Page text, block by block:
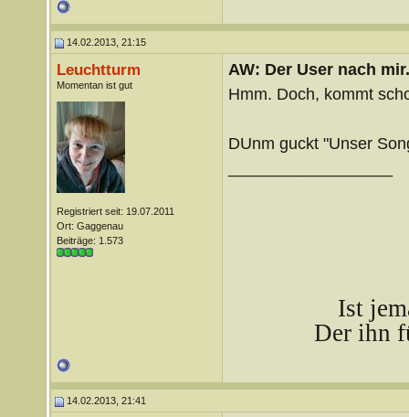
14.02.2013, 21:15
Leuchtturm
Momentan ist gut
Registriert seit: 19.07.2011
Ort: Gaggenau
Beiträge: 1.573
AW: Der User nach
Hmm. Doch, kommt
DUnm guckt "Unser
Ist
Der ihn
14.02.2013, 21:41